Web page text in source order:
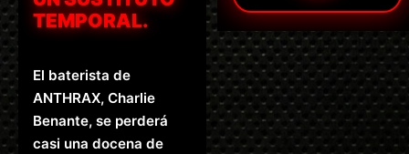
TEMPORAL.
El baterista de
ANTHRAX, Charlie
Benante, se perderá
casi una docena de